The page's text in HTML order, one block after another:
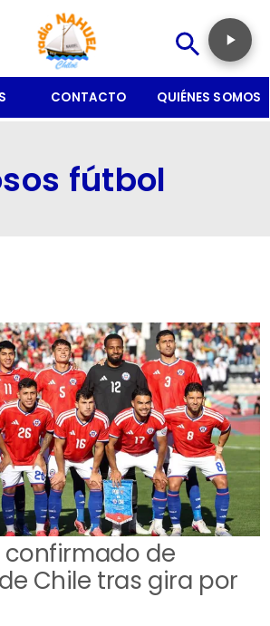
CONTACTO QUIÉNES SOMOS
fútbol
de
Chile tras gira por